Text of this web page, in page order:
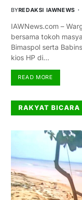
BYREDAKSI IAWNEWS
IAWNews.com –
bersama tokoh
Bimaspol serta
kios HP di…
READ MORE
RAKYAT BICARA